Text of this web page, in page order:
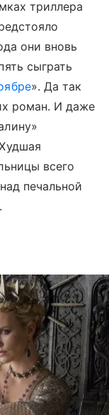
триллера
они вновь
сыграть
». Да так
роман. И даже
всего
печальной